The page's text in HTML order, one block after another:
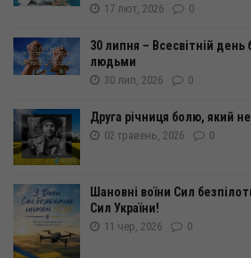
17 лют, 2026 0
30 липня – Всесвітній день
людьми
30 лип, 2026 0
Друга річниця болю, який
02 травень, 2026 0
Шановні воїни Сил
Сил України!
11 чер, 2026 0